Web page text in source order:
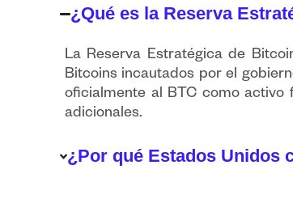
¿Qué es la Reserva
La Reserva Estratégica de
Bitcoins incautados por el
oficialmente al BTC como activo
adicionales.
¿Por qué Estados Unidos